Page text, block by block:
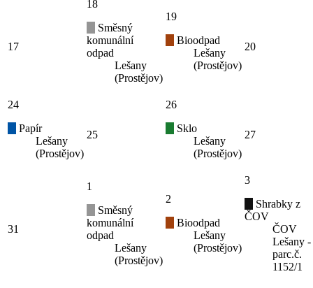
17
18
Směsný
komunální
odpad
Lešany
(Prostějov)
19
Bioodpad
Lešany
(Prostějov)
20
24
Papír
Lešany
(Prostějov)
25
26
Sklo
Lešany
(Prostějov)
27
31
1
Směsný
komunální
odpad
Lešany
(Prostějov)
2
Bioodpad
Lešany
(Prostějov)
3
Shrabky z
ČOV
ČOV
Lešany -
parc.č.
1152/1